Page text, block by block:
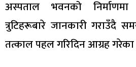
अस्पताल भवनको निर्माणमा
त्रुटिहरूबारे जानकारी गराउँदै
तत्काल पहल गरिदिन आग्रह